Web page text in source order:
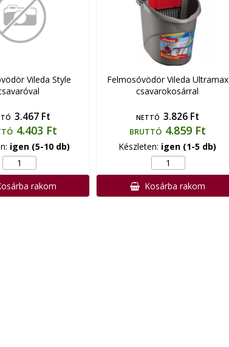
Vileda Style
3.467 Ft
4.403 Ft
igen (5-10 db)
rakom
Felmosóvödör Vileda Ultramax
csavarokosárral
NETTÓ 3.826 Ft
BRUTTÓ 4.859 Ft
Készleten: igen (1-5 db)
Kosárba rakom